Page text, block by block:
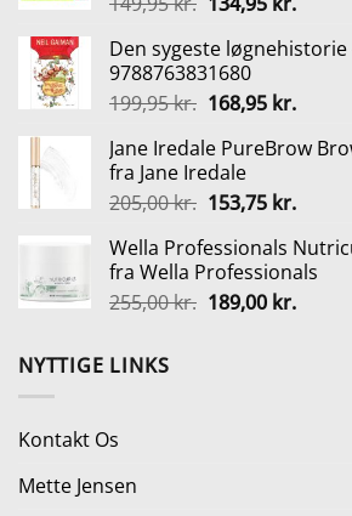
pris
var:
149,95 kr..
pris
134,95
Den sygeste
9788763831680
199,95kr. Den
pris
var:
199,95 kr..
168,95 kr.Den
pris
168,95
Jane Iredale PureBrow
fra Jane Iredale
205,00kr. Den
pris
var:
205,00 kr..
153,75 kr.Den
pris
er:
153,75
Wella Professionals
fra Wella Professionals
255,00kr. Den
189,00 kr.Den
NYTTIGE LINKS
Kontakt Os
Mette Jensen